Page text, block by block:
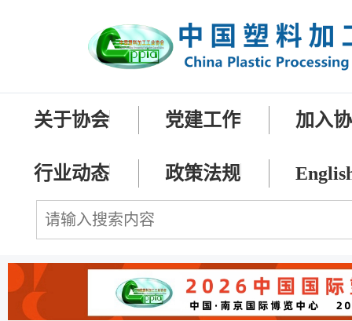
关于协会 党建工作 加入
行业动态 政策法规